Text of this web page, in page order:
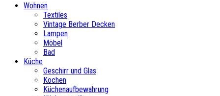
Wohnen
Textiles
Vintage Berber Decken
Lampen
Möbel
Bad
Küche
Geschirr und Glas
Kochen
Küchenaufbewahrung